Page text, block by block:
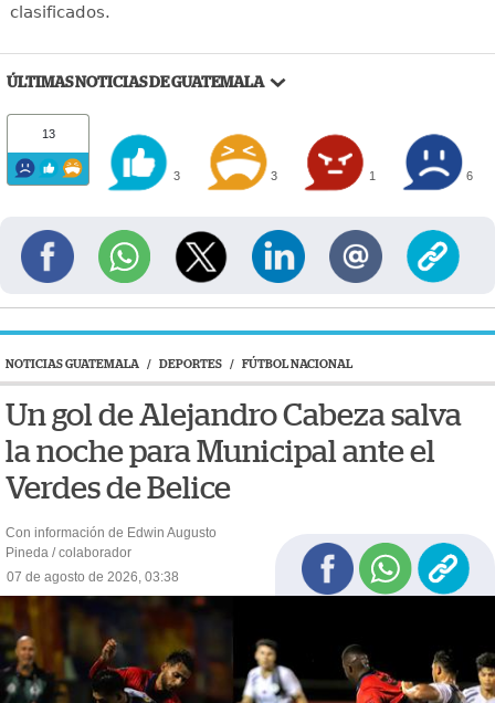
clasificados.
ÚLTIMAS NOTICIAS DE GUATEMALA
13
3 3 1 6
NOTICIAS GUATEMALA / DEPORTES / FÚTBOL NACIONAL
Un gol de Alejandro Cabeza salva
la noche para Municipal ante el
Verdes de Belice
Con información de Edwin Augusto
Pineda / colaborador
07 de agosto de 2026, 03:38